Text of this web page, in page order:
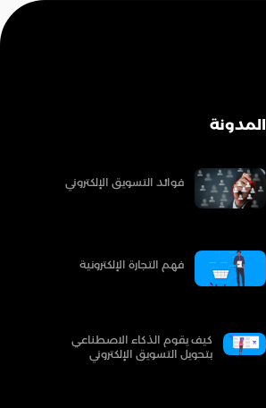
المدونة
فوائد التسويق الإلكتروني
فهم التجارة الإلكترونية
كيف يقوم الذكاء الاصطناعي
بتحويل التسويق الإلكتروني